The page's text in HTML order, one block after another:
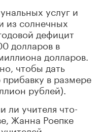
услуг и
из солнечных
дефицит
долларов в
долларов.
чтобы дать
в размере
рублей).
ли учителя что-
Жанна Роепке